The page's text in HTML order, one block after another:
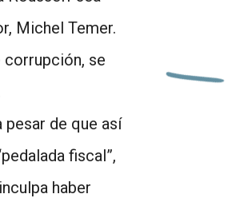
Michel Temer.
corrupción, se
de que así
fiscal”,
haber